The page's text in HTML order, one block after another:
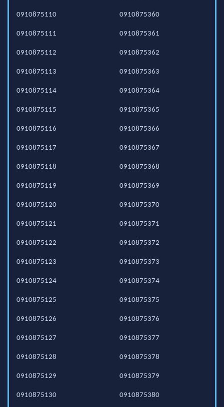
0910875110
0910875111
0910875112
0910875113
0910875114
0910875115
0910875116
0910875117
0910875118
0910875119
0910875120
0910875121
0910875122
0910875123
0910875124
0910875125
0910875126
0910875127
0910875128
0910875129
0910875130
0910875360
0910875361
0910875362
0910875363
0910875364
0910875365
0910875366
0910875367
0910875368
0910875369
0910875370
0910875371
0910875372
0910875373
0910875374
0910875375
0910875376
0910875377
0910875378
0910875379
0910875380